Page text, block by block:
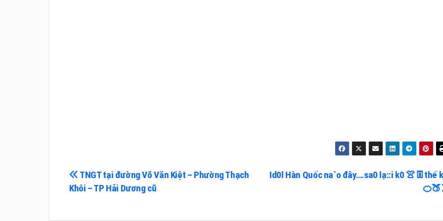
Điều
Id0l Hàn Quốc na`o đây….sa0 lạ::i k0 👚👖thế
🍊🍑
TNGT tại đường Võ Văn Kiệt – Phường Thạch
Khôi – TP Hải Dương cũ